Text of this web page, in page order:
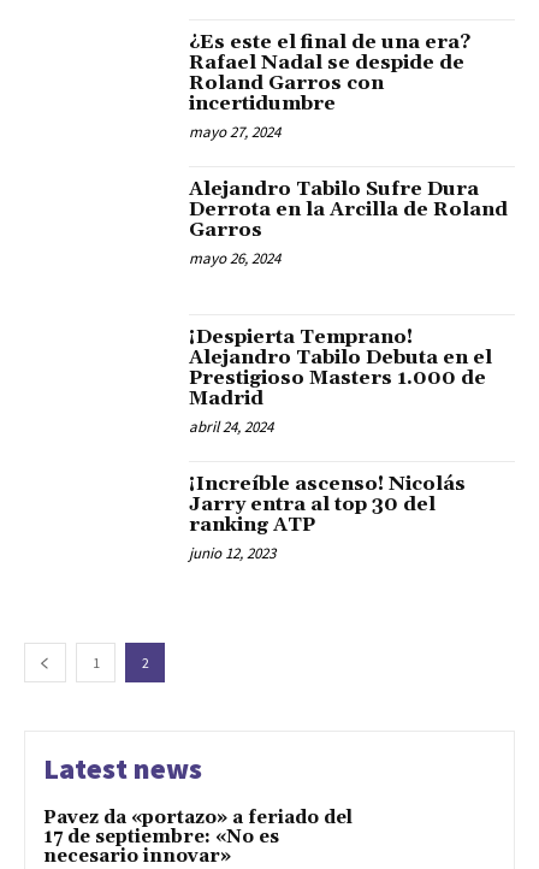
¿Es este el final de una era?
Rafael Nadal se despide de
Roland Garros con
incertidumbre
mayo 27, 2024
Alejandro Tabilo Sufre Dura
Derrota en la Arcilla de Roland
Garros
mayo 26, 2024
¡Despierta Temprano!
Alejandro Tabilo Debuta en el
Prestigioso Masters 1.000 de
Madrid
abril 24, 2024
¡Increíble ascenso! Nicolás
Jarry entra al top 30 del
ranking ATP
junio 12, 2023
1 2
Latest news
Pavez da «portazo» a feriado del
17 de septiembre: «No es
necesario innovar»